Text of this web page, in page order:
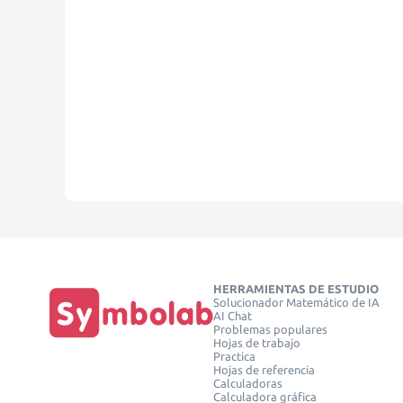
HERRAMIENTAS DE ESTUDIO
Solucionador Matemático de IA
AI Chat
Problemas populares
Hojas de trabajo
Practica
Hojas de referencia
Calculadoras
Calculadora gráfica